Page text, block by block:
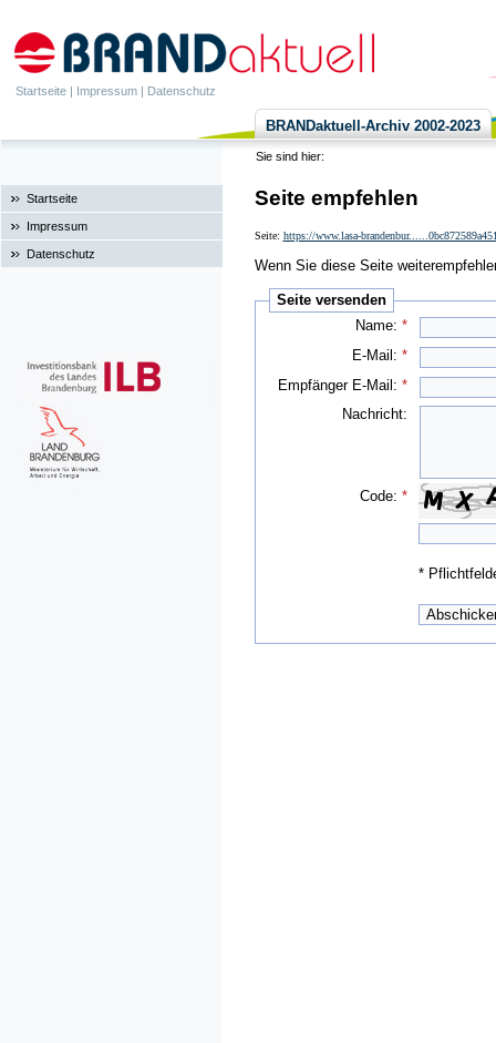
Startseite | Impressum | Datenschutz
BRANDaktuell-Archiv 2002-2023
Sie sind hier:
Startseite
Impressum
Datenschutz
Seite empfehlen
Seite: https://www.lasa-
Wenn Sie diese Seite
Seite versenden
Name:*
E-Mail:*
Empfänger E-Mail:*
Nachricht:
Code:*
*